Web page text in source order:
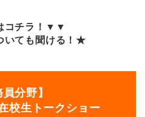
コチラ！▼▼
いても聞ける！★
員分野】
校生トークショー